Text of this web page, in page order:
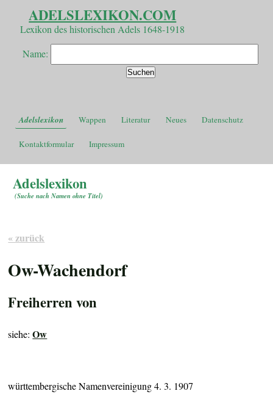
ADELSLEXIKON.COM
Lexikon des historischen Adels 1648-1918
Name:
Adelslexikon Wappen Literatur Neues Datenschutz
Kontaktformular Impressum
Adelslexikon
(Suche nach Namen ohne Titel)
« zurück
Ow-Wachendorf
Freiherren von
siehe:Ow
württembergische Namenvereinigung 4. 3. 1907